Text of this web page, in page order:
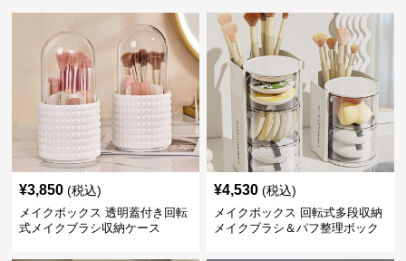
¥3,850 (税込)
メイクボックス 透明蓋付き回転
式メイクブラシ収納ケース
¥4,530 (税込)
メイクボックス 回転式多段収納
メイクブラシ＆パフ整理ボック